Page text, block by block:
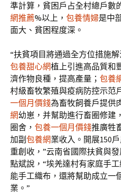
準計算，貧困戶占全村總戶數
網推薦%以上， 包養情婦是中
面大、貧困程度深。
“扶貧項目將通過全方位措施
包養甜心網植上引進高品質和
濟作物良種，提高產量； 包養
村級畜牧繁殖與疫病防控示范
一個月價錢為畜牧飼養戶提供
網幼崽，并幫助進行畜圈修建
圈舍， 包養一個月價錢推廣牲
加副 包養網業收入。開展150
重創收，”云南省國際扶貧與
點斌說，“埃羌達村有家庭手
能手工織布，還將幫助成立一
業。”